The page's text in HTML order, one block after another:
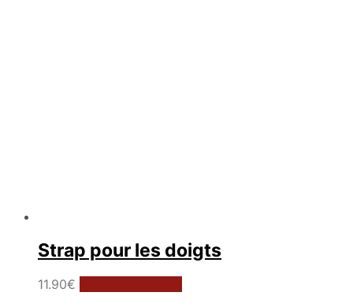
Strap pour les doigts
11.90€